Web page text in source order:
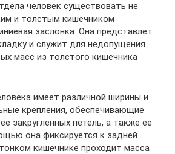
человек существовать не
и толстым кишечником
заслонка. Она представлет
и служит для недопущения
масс из толстого кишечника
имеет различной ширины и
крепления, обеспечивающие
закругленных петель, а также ее
она фиксируется к задней
кишечнике проходит масса